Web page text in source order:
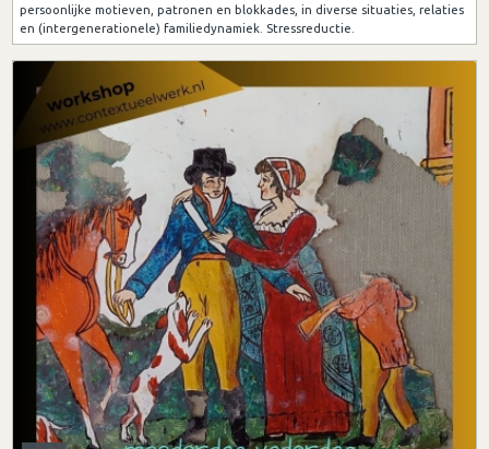
persoonlijke motieven, patronen en blokkades, in diverse situaties, relaties
en (intergenerationele) familiedynamiek. Stressreductie.